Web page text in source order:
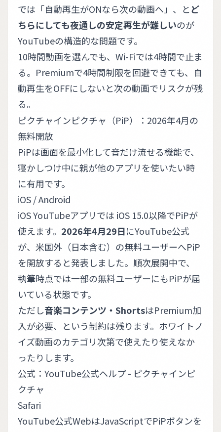
では「自動再生がONなら次の動画へ」、とど
ちらにしても夜通しの安定再生が難しいのが
YouTubeの構造的な問題です。
10時間動画を選んでも、Wi-Fiでは4時間で止ま
る。Premiumで4時間制限を回避できても、自
動再生をOFFにしないと次の動画でリスクが残
る。
ピクチャインピクチャ（PiP）：2026年4月の
無料開放
PiPは画面を最小化して音だけ流せる機能で、
寝かしつけ中に親が他のアプリを使いたい時
に有用です。
iOS / Android
iOS YouTubeアプリでは iOS 15.0以降でPiPが
使えます。 2026年4月29日にYouTube公式
が、米国外（日本含む）の無料ユーザーへPiP
を開放すると発表しました。順次展開中で、
執筆時点では一部の無料ユーザーにもPiPが届
いている状態です。
ただし音楽コンテンツ・ShortsはPremium加
入が必要、という制約は残ります。ホワイトノ
イズ動画のカテゴリ次第で使えたり使えなか
ったりします。
公式： YouTube公式ヘルプ - ピクチャインピ
クチャ
Safari
YouTube公式WebはJavaScriptでPiPボタンを